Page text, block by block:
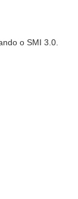
o SMI 3.0.